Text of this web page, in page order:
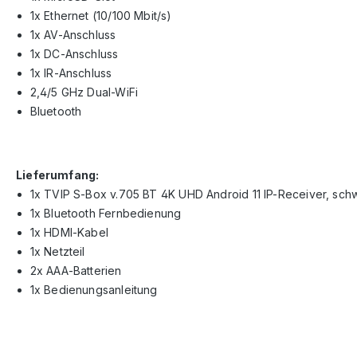
1x Ethernet (10/100 Mbit/s)
1x AV-Anschluss
1x DC-Anschluss
1x IR-Anschluss
2,4/5 GHz Dual-WiFi
Bluetooth
Lieferumfang:
1x TVIP S-Box v.705 BT 4K UHD Android 11 IP-Receiver,
1x Bluetooth Fernbedienung
1x HDMI-Kabel
1x Netzteil
2x AAA-Batterien
1x Bedienungsanleitung